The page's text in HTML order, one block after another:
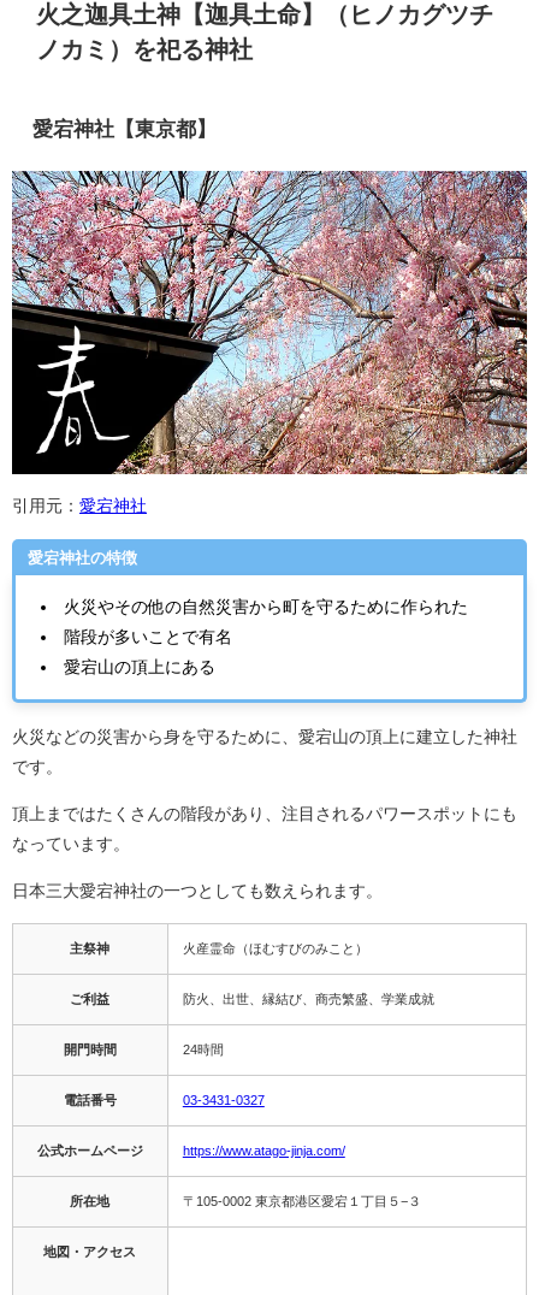
火之迦具土神【迦具土命】（ヒノカグツチ
ノカミ）を祀る神社
愛宕神社【東京都】
引用元： 愛宕神社
愛宕神社の特徴
火災やその他の自然災害から町を守るために作られた
階段が多いことで有名
愛宕山の頂上にある
火災などの災害から身を守るために、愛宕山の頂上に建立した神社
です。
頂上まではたくさんの階段があり、注目されるパワースポットにも
なっています。
日本三大愛宕神社の一つとしても数えられます。
主祭神 火産霊命（ほむすびのみこと）
ご利益 防火、出世、縁結び、商売繁盛、学業成就
開門時間 24時間
電話番号 03-3431-0327
公式ホームページ https://www.atago-jinja.com/
所在地 〒105-0002 東京都港区愛宕１丁目５−３
地図・アクセス